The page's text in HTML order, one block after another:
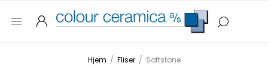
Hjem / Fliser / Softstone